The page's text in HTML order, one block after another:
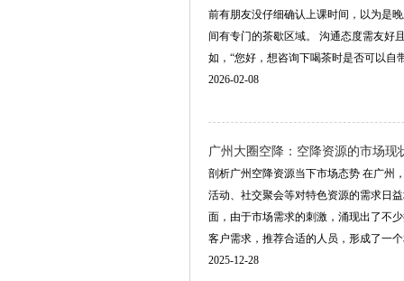
前有朋友没仔细确认上课时间，以为是
间有专门的茶歇区域。 沟通态度需友好
如，“您好，想咨询下喝茶时是否可以自
2026-02-08
广州大圈空降‌：空降资源的市场现
剖析广州空降资源当下市场态势 在广州
活动、社交聚会等对特色资源的需求日
面，由于市场需求的刺激，涌现出了不
客户需求，推荐合适的人员，形成了一
2025-12-28